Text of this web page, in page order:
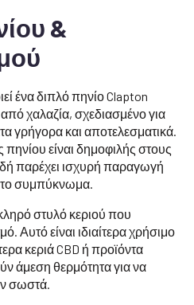
&
ένα διπλό πηνίο Clapton
χαλαζία, σχεδιασμένο για
γρήγορα και αποτελεσματικά.
είναι δημοφιλής στους
παρέχει ισχυρή παραγωγή
συμπύκνωμα.
στυλό κεριού που
Αυτό είναι ιδιαίτερα χρήσιμο
κεριά CBD ή προϊόντα
άμεση θερμότητα για να
σωστά.